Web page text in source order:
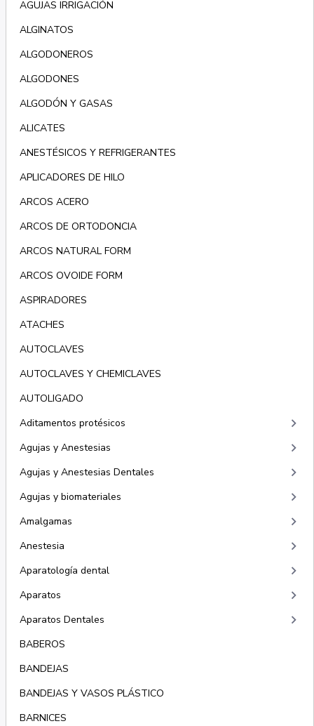
AGUJAS IRRIGACIÓN
ALGINATOS
ALGODONEROS
ALGODONES
ALGODÓN Y GASAS
ALICATES
ANESTÉSICOS Y REFRIGERANTES
APLICADORES DE HILO
ARCOS ACERO
ARCOS DE ORTODONCIA
ARCOS NATURAL FORM
ARCOS OVOIDE FORM
ASPIRADORES
ATACHES
AUTOCLAVES
AUTOCLAVES Y CHEMICLAVES
AUTOLIGADO
Aditamentos protésicos
keyboard_arrow_right
Agujas y Anestesias keyboard_arrow_right
Agujas y Anestesias Dentales keyboard_arrow_right
Agujas y biomateriales keyboard_arrow_right
Amalgamas keyboard_arrow_right
Anestesia keyboard_arrow_right
Aparatología dental keyboard_arrow_right
Aparatos keyboard_arrow_right
Aparatos Dentales keyboard_arrow_right
BABEROS
BANDEJAS
BANDEJAS Y VASOS PLÁSTICO
BARNICES